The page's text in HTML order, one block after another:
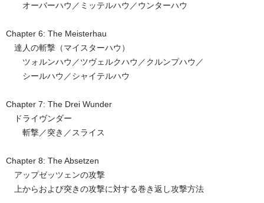
オーバーハウ／ミッテルハウ／ウンターハウ
Chapter 6: The Meisterhau
達人の斬撃（マイスターハウ）
ツォルンハウ／ツヴェルクハウ／クルンプハウ／
シールハウ／シャイテルハウ
Chapter 7: The Drei Wunder
ドライヴンダー
斬撃／突き／スライス
Chapter 8: The Absetzen
アップゼッツェンの攻撃
上からおよび突きの攻撃に対する巻き返し攻撃方法